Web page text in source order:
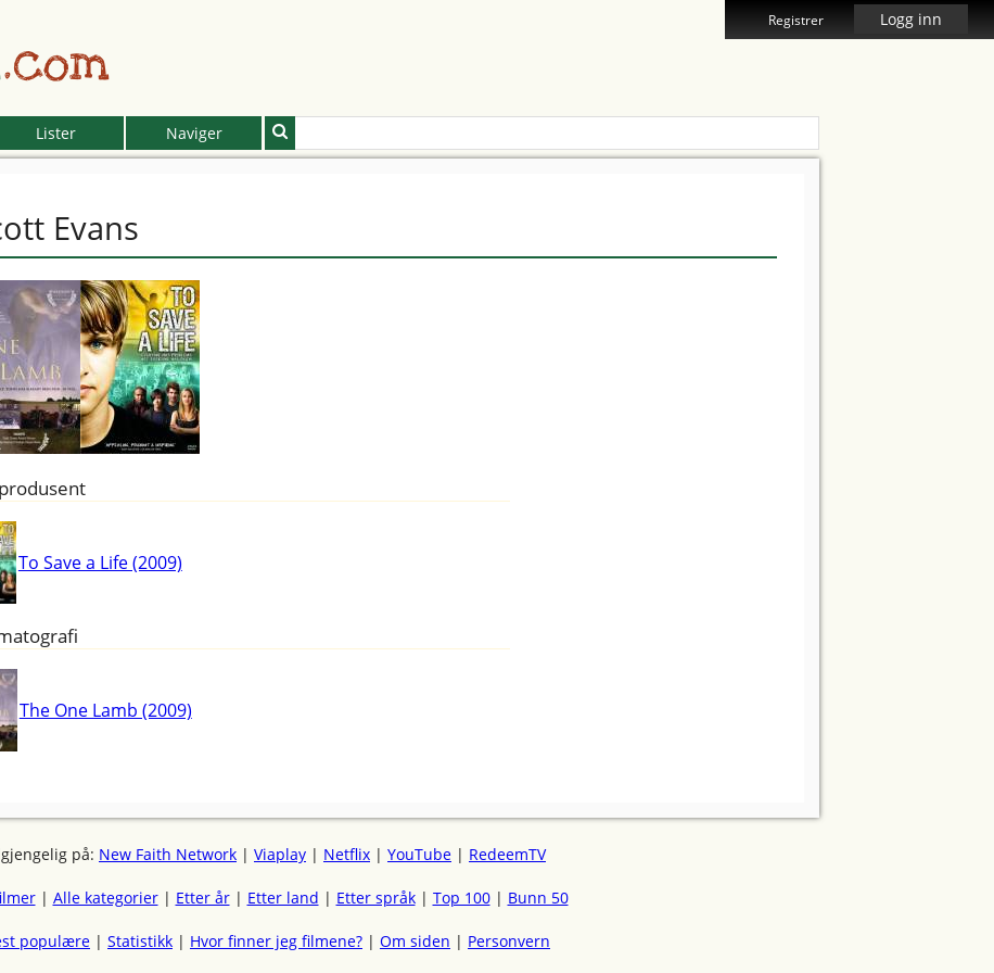
Registrer Logg inn
.com
Lister Naviger
Evans
To Save a Life (2009)
The One Lamb (2009)
på: New Faith Network | Viaplay | Netflix | YouTube | RedeemTV
| Alle kategorier| Etter år| Etter land | Etter språk| Top 100| Bunn 50
populære | Statistikk | Hvor finner jeg filmene? | Om siden | Personvern